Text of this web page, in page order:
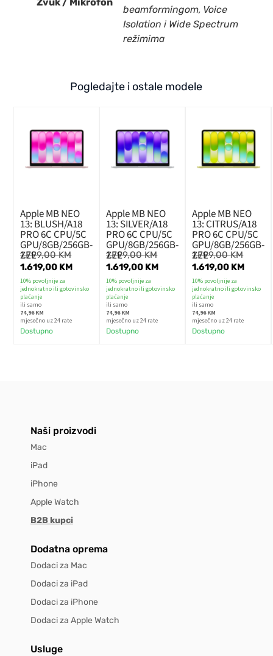
beamformingom, Voice
Isolation i Wide Spectrum
režimima
Pogledajte i ostale modele
Apple MB NEO
13: BLUSH/A18
PRO 6C CPU/5C
GPU/8GB/256GB-
ZEE
1.799,00KM
1.619,00 KM
10% povoljnije za
jednokratno ili gotovinsko
plaćanje
ili samo
74,96 KM
mjesečno uz 24 rate
Dostupno
Apple MB NEO
13: SILVER/A18
PRO 6C CPU/5C
GPU/8GB/256GB-
ZEE
1.799,00KM
1.619,00 KM
10% povoljnije za
jednokratno ili gotovinsko
plaćanje
ili samo
74,96 KM
mjesečno uz 24 rate
Dostupno
Apple MB NEO
13: CITRUS/A18
PRO 6C CPU/5C
GPU/8GB/256GB-
ZEE
1.799,00KM
1.619,00 KM
10% povoljnije za
jednokratno ili gotovinsko
plaćanje
ili samo
74,96 KM
mjesečno uz 24 rate
Dostupno
Naši proizvodi
Mac
iPad
iPhone
Apple Watch
B2B kupci
Dodatna oprema
Dodaci za Mac
Dodaci za iPad
Dodaci za iPhone
Dodaci za Apple Watch
Usluge